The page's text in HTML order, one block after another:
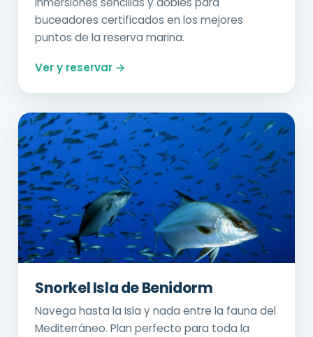
buceadores certificados en los mejores
puntos de la reserva marina.
Ver y reservar →
Snorkel Isla de Benidorm
Navega hasta la Isla y nada entre la fauna del
Mediterráneo. Plan perfecto para toda la